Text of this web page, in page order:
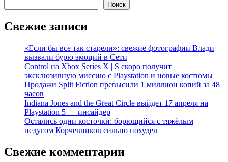
Поиск
Свежие записи
«Если бы все так старели»: свежие фотографии Влади
вызвали бурю эмоций в Сети
Control на Xbox Series X | S скоро получит
эксклюзивную миссию с Playstation и новые костюмы
Продажи Split Fiction превысили 1 миллион копий за 48
часов
Indiana Jones and the Great Circle выйдет 17 апреля на
Playstation 5 — инсайдер
Остались одни косточки: борющийся с тяжёлым
недугом Корчевников сильно похудел
Свежие комментарии